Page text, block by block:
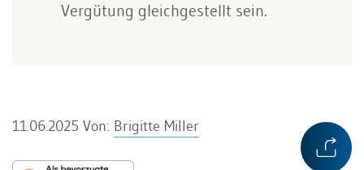
Vergütung gleichgestellt sein.
11.06.2025 Von: Brigitte Miller